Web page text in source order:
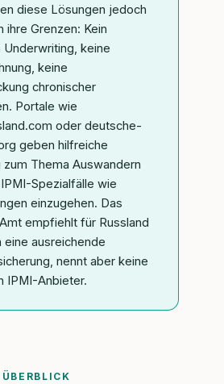
diese Lösungen jedoch
ihre Grenzen: Kein
Underwriting, keine
keine
chronischer
Portale wie
oder deutsche-
geben hilfreiche
zum Thema Auswandern
Spezialfälle wie
einzugehen. Das
empfiehlt für Russland
eine ausreichende
nennt aber keine
IPMI-Anbieter.